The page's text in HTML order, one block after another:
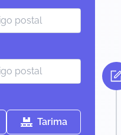
Tarima